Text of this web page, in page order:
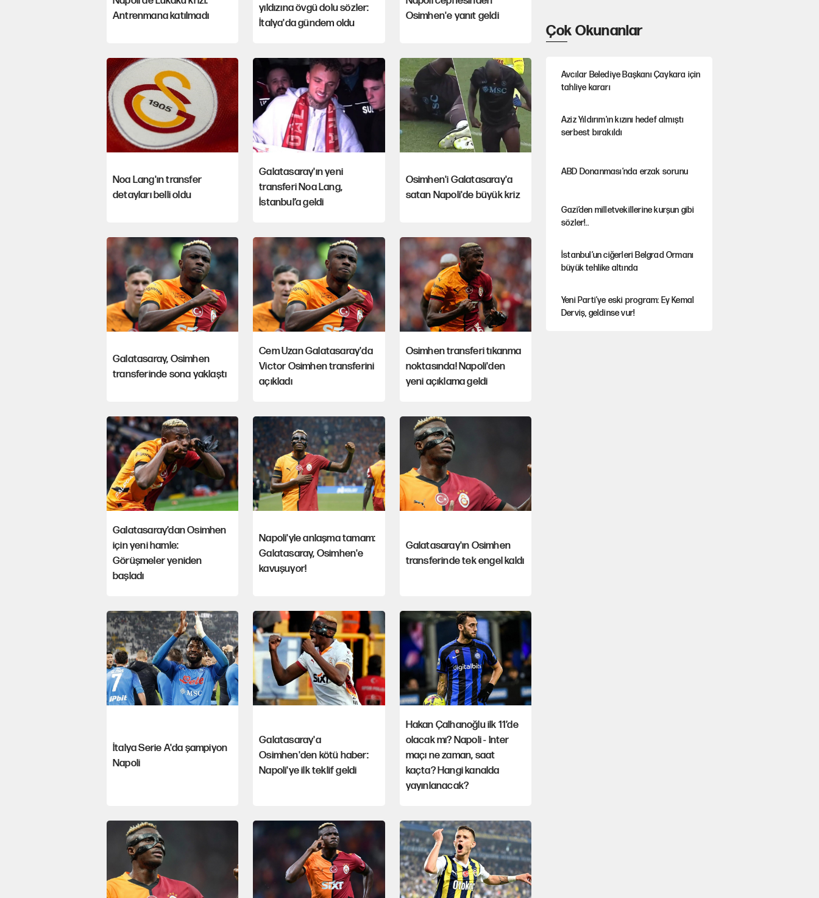
Antrenmana katılmadı
yıldızına övgü dolu sözler:
İtalya'da gündem oldu
Osimhen'e yanıt geldi
Noa Lang'ın transfer
detayları belli oldu
Galatasaray'ın yeni
transferi Noa Lang,
İstanbul’a geldi
Osimhen'i Galatasaray'a
satan Napoli'de büyük kriz
Galatasaray, Osimhen
transferinde sona yaklaştı
Cem Uzan Galatasaray'da
Victor Osimhen transferini
açıkladı
Osimhen transferi tıkanma
noktasında! Napoli'den
yeni açıklama geldi
Galatasaray’dan Osimhen
için yeni hamle:
Görüşmeler yeniden
başladı
Napoli'yle anlaşma tamam:
Galatasaray, Osimhen'e
kavuşuyor!
Galatasaray'ın Osimhen
transferinde tek engel kaldı
İtalya Serie A'da şampiyon
Napoli
Galatasaray'a
Osimhen'den kötü haber:
Napoli'ye ilk teklif geldi
Hakan Çalhanoğlu ilk 11’de
olacak mı? Napoli - Inter
maçı ne zaman, saat
kaçta? Hangi kanalda
yayınlanacak?
Çok Okunanlar
Avcılar Belediye Başkanı Çaykara için
tahliye kararı
Aziz Yıldırım'ın kızını hedef almıştı
serbest bırakıldı
ABD Donanması’nda erzak sorunu
Gazi’den milletvekillerine kurşun gibi
sözler!..
İstanbul’un ciğerleri Belgrad Ormanı
büyük tehlike altında
Yeni Parti'ye eski program: Ey Kemal
Derviş, geldinse vur!